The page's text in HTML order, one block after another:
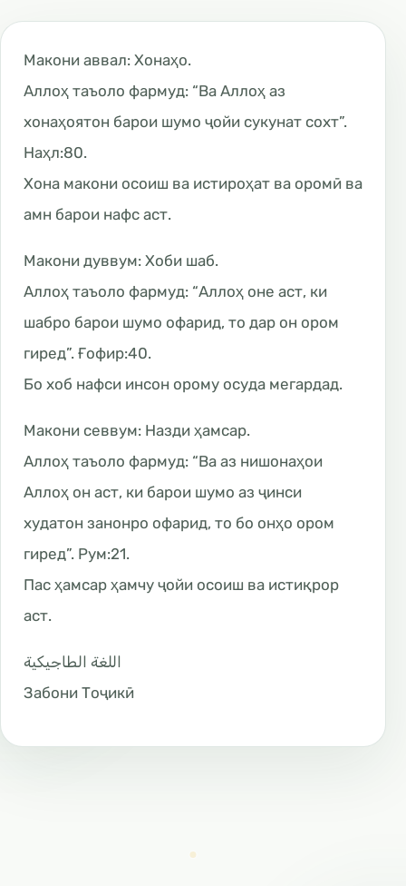
Макони аввал: Хонаҳо.
Аллоҳ таъоло фармуд: “Ва Аллоҳ аз
хонаҳоятон барои шумо ҷойи сукунат сохт”.
Наҳл:80.
Хона макони осоиш ва истироҳат ва оромӣ ва
амн барои нафс аст.
Макони дуввум: Хоби шаб.
Аллоҳ таъоло фармуд: “Аллоҳ оне аст, ки
шабро барои шумо офарид, то дар он ором
гиред”. Ғофир:40.
Бо хоб нафси инсон орому осуда мегардад.
Макони севвум: Назди ҳамсар.
Аллоҳ таъоло фармуд: “Ва аз нишонаҳои
Аллоҳ он аст, ки барои шумо аз ҷинси
худатон занонро офарид, то бо онҳо ором
гиред”. Рум:21.
Пас ҳамсар ҳамчу ҷойи осоиш ва истиқрор
аст.
اللغة الطاجيكية
Забони Тоҷикӣ